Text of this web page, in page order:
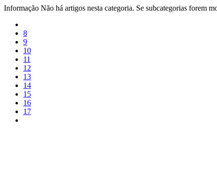
Informação Não há artigos nesta categoria. Se subcategorias forem
8
9
10
11
12
13
14
15
16
17